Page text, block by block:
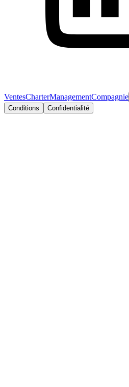
VentesCharterManagementCompagnie
Conditions
Confidentialité